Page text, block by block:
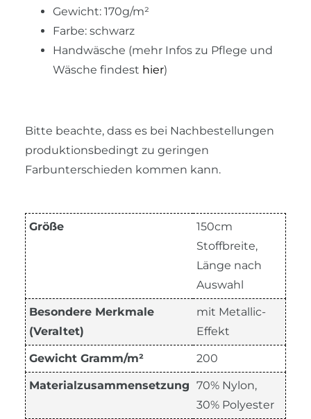
Gewicht: 170g/m²
Farbe: schwarz
Handwäsche (mehr Infos zu Pflege und
Wäsche findest hier)
Bitte beachte, dass es bei Nachbestellungen
produktionsbedingt zu geringen
Farbunterschieden kommen kann.
Größe
150cm
Stoffbreite,
Länge nach
Auswahl
Besondere Merkmale
(Veraltet)
mit Metallic-
Effekt
Gewicht Gramm/m² 200
Materialzusammensetzung 70% Nylon,
30% Polyester